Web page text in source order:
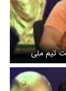
تیم ملی